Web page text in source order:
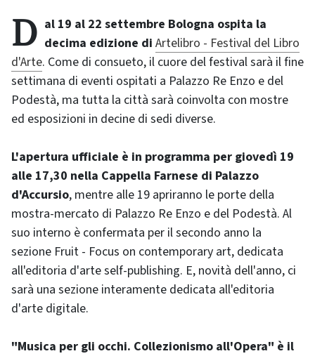
Dal 19 al 22 settembre Bologna ospita la decima edizione di Artelibro - Festival del Libro
d'Arte. Come di consueto, il cuore del festival sarà il fine
settimana di eventi ospitati a Palazzo Re Enzo e del
Podestà, ma tutta la città sarà coinvolta con mostre
ed esposizioni in decine di sedi diverse.
L'apertura ufficiale è in programma per giovedì 19
alle 17,30 nella Cappella Farnese di Palazzo
d'Accursio, mentre alle 19 apriranno le porte della
mostra-mercato di Palazzo Re Enzo e del Podestà. Al
suo interno è confermata per il secondo anno la
sezione Fruit - Focus on contemporary art, dedicata
all'editoria d'arte self-publishing. E, novità dell'anno, ci
sarà una sezione interamente dedicata all'editoria
d'arte digitale.
"Musica per gli occhi. Collezionismo all'Opera" è il